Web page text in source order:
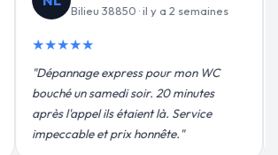
Bilieu 38850 · il y a 3 semaines
★★★★★
"Remplacement de mon chauffe-eau en
moins de 2h. Équipe très pro, devis
chantier propre. Je
recommande vivement."